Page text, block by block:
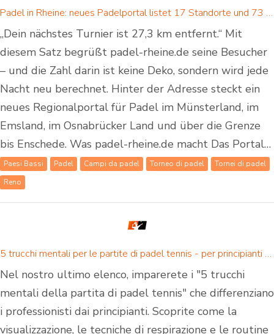
Padel in Rheine: neues Padelportal listet 17 Standorte und 73 Padel-Courts in Rheine und Umgebung
„Dein nächstes Turnier ist 27,3 km entfernt.“ Mit
diesem Satz begrüßt padel-rheine.de seine Besucher
– und die Zahl darin ist keine Deko, sondern wird jede
Nacht neu berechnet. Hinter der Adresse steckt ein
neues Regionalportal für Padel im Münsterland, im
Emsland, im Osnabrücker Land und über die Grenze
bis Enschede. Was padel-rheine.de macht Das Portal…
Paesi Bassi Padel Campi da padel Torneo di padel
Tornei di padel
Reno
5 trucchi mentali per le partite di padel tennis - per principianti e giocatori di padel avanzati
Nel nostro ultimo elenco, imparerete i "5 trucchi
mentali della partita di padel tennis" che differenziano
i professionisti dai principianti. Scoprite come la
visualizzazione, le tecniche di respirazione e le routine